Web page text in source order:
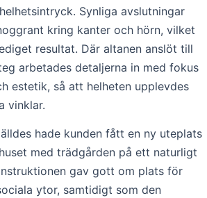
Synliga avslutningar
kring kanter och hörn, vilket
resultat. Där altanen anslöt till
arbetades detaljerna in med fokus
estetik, så att helheten upplevdes
vinklar.
hade kunden fått en ny uteplats
med trädgården på ett naturligt
gav gott om plats för
ytor, samtidigt som den